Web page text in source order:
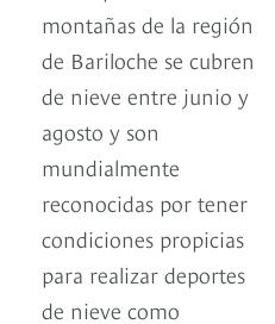
montañas de la región
de Bariloche se cubren
de nieve entre junio y
agosto y son
mundialmente
reconocidas por tener
condiciones propicias
para realizar deportes
de nieve como